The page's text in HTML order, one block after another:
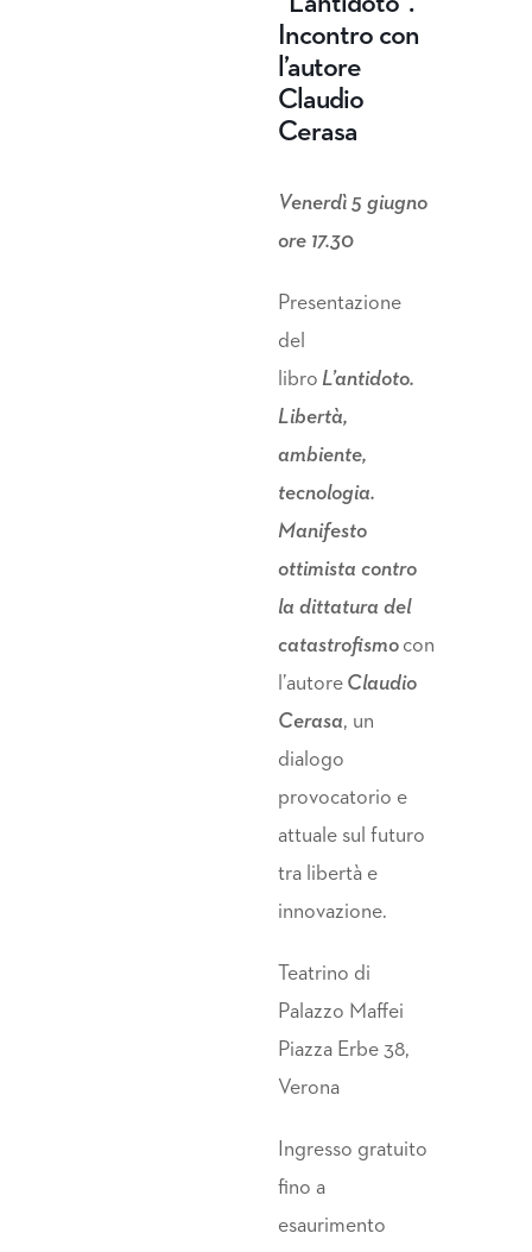
Incontro con
l’autore
Claudio
Cerasa
Venerdì 5 giugno
ore 17.30
Presentazione
del
libro L’antidoto.
Libertà,
ambiente,
tecnologia.
Manifesto
ottimista contro
la dittatura del
catastrofismo con
l’autore Claudio
Cerasa, un
dialogo
provocatorio e
attuale sul futuro
tra libertà e
innovazione.
Teatrino di
Palazzo Maffei
Piazza Erbe 38,
Verona
Ingresso gratuito
fino a
esaurimento